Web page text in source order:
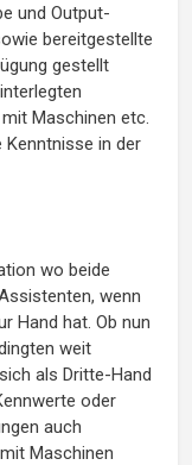
und Output-
bereitgestellte
gestellt
Maschinen etc.
in der
wo beide
wenn
Hand hat. Ob nun
weit
als Dritte-Hand
oder
auch
Maschinen